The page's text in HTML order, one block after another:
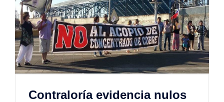
Contraloría evidencia nulos